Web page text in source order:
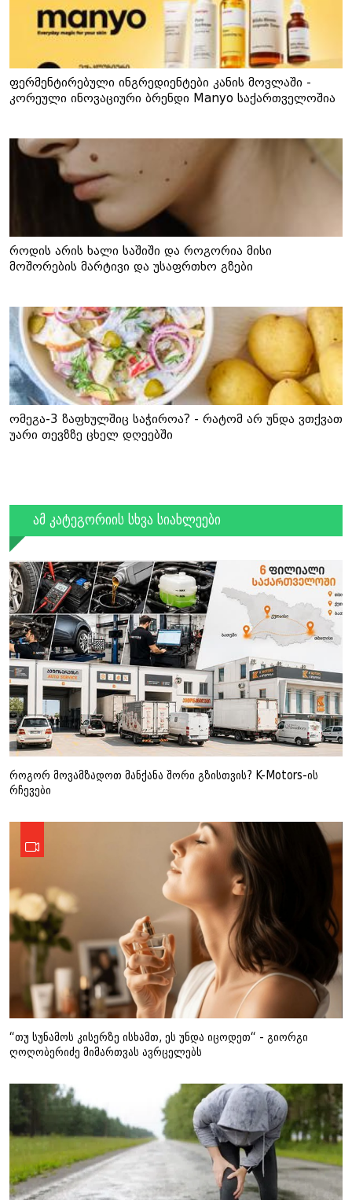
ფერმენტირებული ინგრედიენტები კანის მოვლაში -
კორეული ინოვაციური ბრენდი Manyo საქართველოშია
როდის არის ხალი საშიში და როგორია მისი
მოშორების მარტივი და უსაფრთხო გზები
ომეგა-3 ზაფხულშიც საჭიროა? - რატომ არ უნდა ვთქვათ
უარი თევზზე ცხელ დღეებში
ამ კატეგორიის სხვა სიახლეები
როგორ მოვამზადოთ მანქანა შორი გზისთვის? K-Motors-ის
რჩევები
“თუ სუნამოს კისერზე ისხამთ, ეს უნდა იცოდეთ“ - გიორგი
ღოღობერიძე მიმართვას ავრცელებს